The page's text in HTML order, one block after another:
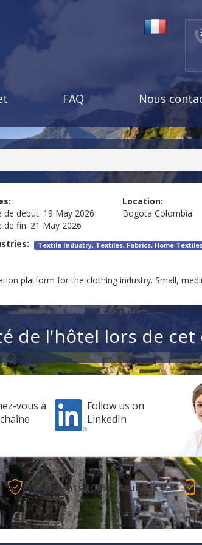
FAQ Nous
de début: 19 May 2026
de fin: 21 May 2026
Location:
Bogota Colombia
Textile Industry, Textiles, Fabrics, Home
platform for the clothing industry. Small,
de l'hôtel lors de cet
vous à
Follow us on
LinkedIn
Paiements 100% sécurisés